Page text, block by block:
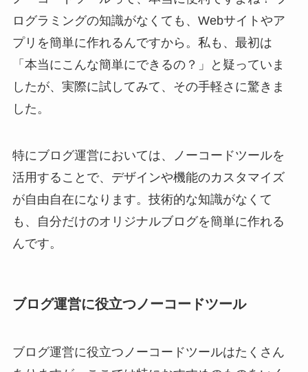
ログラミングの知識がなくても、Webサイトやア
プリを簡単に作れるんですから。私も、最初は
「本当にこんな簡単にできるの？」と疑っていま
したが、実際に試してみて、その手軽さに驚きま
した。
特にブログ運営においては、ノーコードツールを
活用することで、デザインや機能のカスタマイズ
が自由自在になります。技術的な知識がなくて
も、自分だけのオリジナルブログを簡単に作れる
んです。
ブログ運営に役立つノーコードツール
ブログ運営に役立つノーコードツールはたくさん